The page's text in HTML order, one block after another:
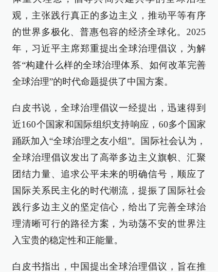
观，主张践行真正的多边主义，推动平等有序
的世界多极化、普惠包容的经济全球化。2025
年，习近平主席郑重提出全球治理倡议，为解
答“构建什么样的全球治理体系、如何改革完善
全球治理”的时代命题提供了中国方案。
白皮书说，全球治理倡议一经提出，迅速得到
近160个国家和国际组织支持响应，60多个国家
踊跃加入“全球治理之友小组”。国际社会认为，
全球治理倡议发出了高举多边主义旗帜、汇聚
团结力量、追求公平未来的明确信号，顺应了
国际关系民主化的时代潮流，提振了国际社会
践行多边主义的坚定信心，给出了完善全球治
理清晰可行的路径方案，为动荡不安的世界注
入宝贵的稳定性和正能量。
白皮书指出，中国提出全球治理倡议，旨在推